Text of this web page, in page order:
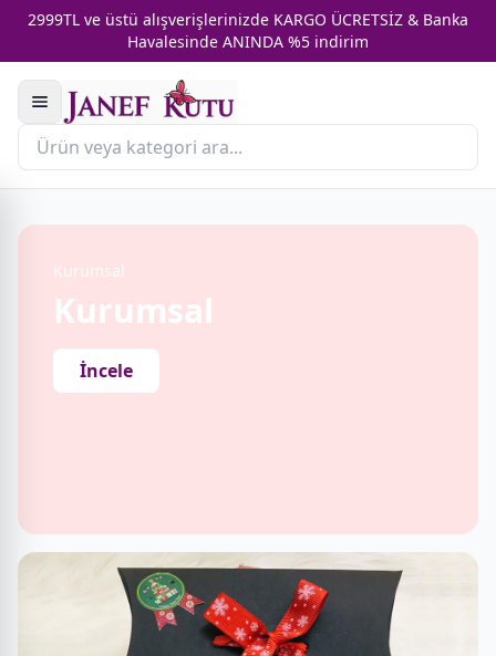
2999TL ve üstü alışverişlerinizde KARGO ÜCRETSİZ & Banka
Havalesinde ANINDA %5 indirim
Kurumsal
Kurumsal
İncele